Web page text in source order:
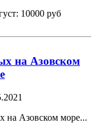
10000 руб
на Азовском
на Азовском море...